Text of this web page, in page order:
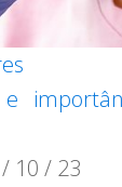
10 / 23